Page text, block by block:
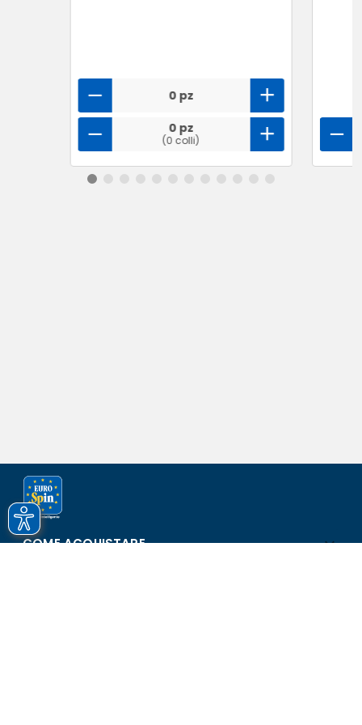
0 pz
0 pz
(0 colli)
COME ACQUISTARE